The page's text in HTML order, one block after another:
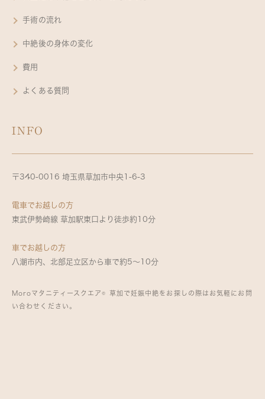
手術の流れ
中絶後の身体の変化
費用
よくある質問
INFO
〒340-0016 埼玉県草加市中央1-6-3
電車でお越しの方
東武伊勢崎線 草加駅東口より徒歩約10分
車でお越しの方
八潮市内、北部足立区から車で約5～10分
Moroマタニティースクエア© 草加で妊娠中絶をお探しの際はお気軽にお問
い合わせください。